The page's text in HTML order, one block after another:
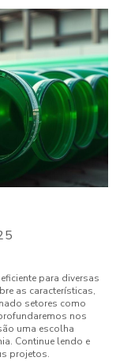
para diversas
as características,
setores como
nos
uma escolha
Continue lendo e
projetos.